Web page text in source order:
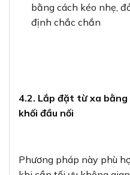
bằng cách kéo nhẹ,
định chắc chắn
4.2. Lắp đặt từ xa bằng
khối đầu nối
Phương pháp này phù